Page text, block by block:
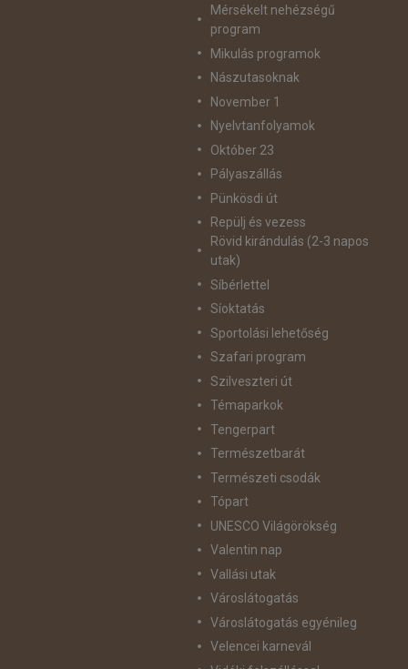
Mérsékelt nehézségű
program
Mikulás programok
Nászutasoknak
November 1
Nyelvtanfolyamok
Október 23
Pályaszállás
Pünkösdi út
Repülj és vezess
Rövid kirándulás (2-3 napos
utak)
Síbérlettel
Síoktatás
Sportolási lehetőség
Szafari program
Szilveszteri út
Témaparkok
Tengerpart
Természetbarát
Természeti csodák
Tópart
UNESCO Világörökség
Valentin nap
Vallási utak
Városlátogatás
Városlátogatás egyénileg
Velencei karnevál